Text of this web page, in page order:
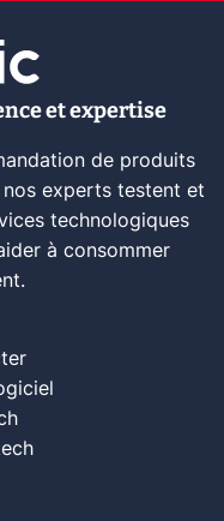
et expertise
de produits
nos experts testent et
technologiques
à consommer